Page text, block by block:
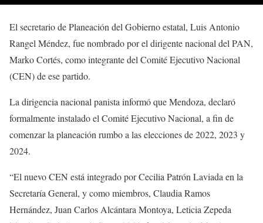
El secretario de Planeación del Gobierno estatal, Luis Antonio
Rangel Méndez, fue nombrado por el dirigente nacional del PAN,
Marko Cortés, como integrante del Comité Ejecutivo Nacional
(CEN) de ese partido.
La dirigencia nacional panista informó que Mendoza, declaró
formalmente instalado el Comité Ejecutivo Nacional, a fin de
comenzar la planeación rumbo a las elecciones de 2022, 2023 y
2024.
“El nuevo CEN está integrado por Cecilia Patrón Laviada en la
Secretaría General, y como miembros, Claudia Ramos
Hernández, Juan Carlos Alcántara Montoya, Leticia Zepeda